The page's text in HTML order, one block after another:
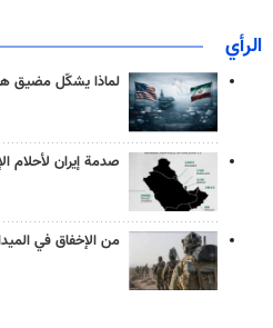
الرأي
لماذا يشكّل مضيق
صدمة إيران لأحلام
من الإخفاق في